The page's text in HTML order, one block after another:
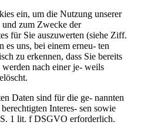
ein, um die Nutzung unserer
und zum Zwecke der
für Sie auszuwerten (siehe Ziff.
es uns, bei einem erneu- ten
zu erkennen, dass Sie bereits
nach einer je- weils
Daten sind für die ge- nannten
Interes- sen sowie
1 lit. f DSGVO erforderlich.